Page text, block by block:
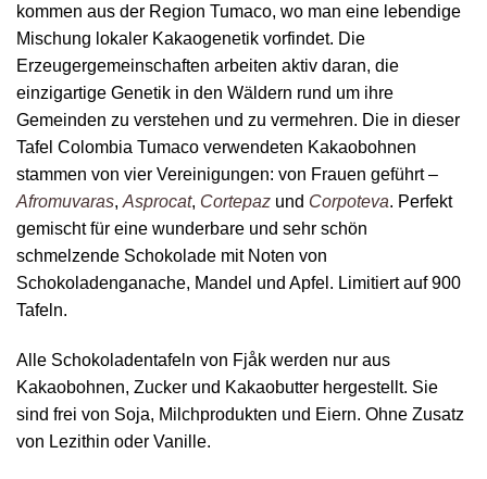
kommen aus der Region Tumaco, wo man eine lebendige
Mischung lokaler Kakaogenetik vorfindet. Die
Erzeugergemeinschaften arbeiten aktiv daran, die
einzigartige Genetik in den Wäldern rund um ihre
Gemeinden zu verstehen und zu vermehren. Die in dieser
Tafel Colombia Tumaco verwendeten Kakaobohnen
stammen von vier Vereinigungen: von Frauen geführt –
Afromuvaras, Asprocat, Cortepaz und Corpoteva. Perfekt
gemischt für eine wunderbare und sehr schön
schmelzende Schokolade mit Noten von
Schokoladenganache, Mandel und Apfel. Limitiert auf 900
Tafeln.
Alle Schokoladentafeln von Fjåk werden nur aus
Kakaobohnen, Zucker und Kakaobutter hergestellt. Sie
sind frei von Soja, Milchprodukten und Eiern. Ohne Zusatz
von Lezithin oder Vanille.